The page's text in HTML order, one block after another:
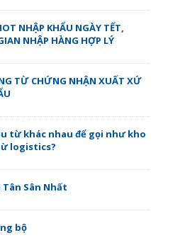
NHẬP KHẨU NGÀY TẾT,
NHẬP HÀNG HỢP LÝ
TỪ CHỨNG NHẬN XUẤT XỨ
từ khác nhau để gọi như kho
logistics?
Sân Nhất
bộ